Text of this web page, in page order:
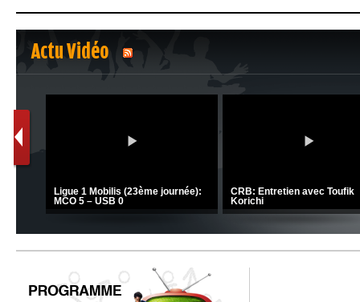
Actu Vidéo
1 2
CRB: Entretien avec Toufik
Korichi
Ligue 1 Mobilis (23ème journée):
MCO 5 – USB 0